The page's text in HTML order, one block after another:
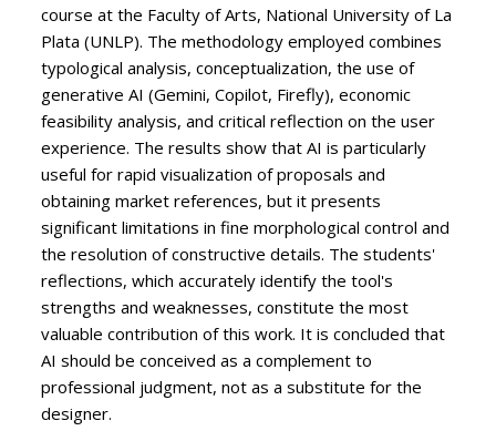
course at the Faculty of Arts, National University of La
Plata (UNLP). The methodology employed combines
typological analysis, conceptualization, the use of
generative AI (Gemini, Copilot, Firefly), economic
feasibility analysis, and critical reflection on the user
experience. The results show that AI is particularly
useful for rapid visualization of proposals and
obtaining market references, but it presents
significant limitations in fine morphological control and
the resolution of constructive details. The students'
reflections, which accurately identify the tool's
strengths and weaknesses, constitute the most
valuable contribution of this work. It is concluded that
AI should be conceived as a complement to
professional judgment, not as a substitute for the
designer.